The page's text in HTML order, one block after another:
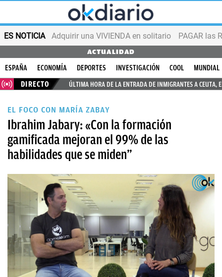
ES NOTICIA Adquirir una VIVIENDA en solitario PAGAR las
ACTUALIDAD
ESPAÑA ECONOMÍA DEPORTES INVESTIGACIÓN COOL
MUNDIAL
DIRECTO
ÚLTIMA HORA DE LA ENTRADA DE INMIGRANTES A CEUTA,
EL FOCO CON MARÍA ZABAY
Ibrahim Jabary: «Con la formación
gamificada mejoran el 99% de las
habilidades que se miden”